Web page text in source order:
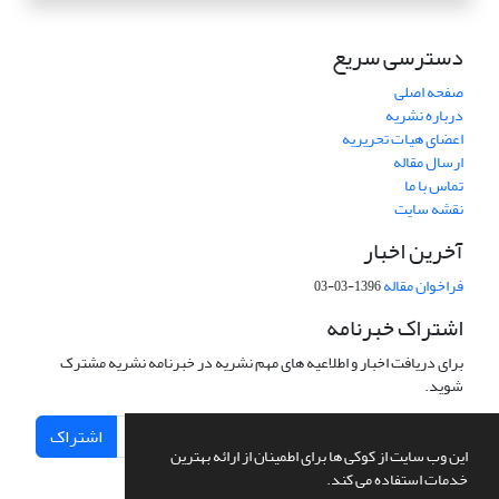
این وب سایت از کوکی ها برای اطمینان از ارائه بهترین
خدمات استفاده می کند.
دسترسی سریع
صفحه اصلی
درباره نشریه
اعضای هیات تحریریه
ارسال مقاله
تماس با ما
نقشه سایت
آخرین اخبار
فراخوان مقاله1396-03-03
اشتراک خبرنامه
برای دریافت اخبار و اطلاعیه های مهم نشریه در خبرنامه نشریه مشترک
شوید.
اشتراک